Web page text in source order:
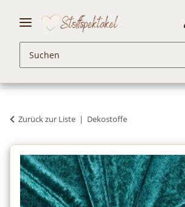
Zurück zur Liste Dekostoffe